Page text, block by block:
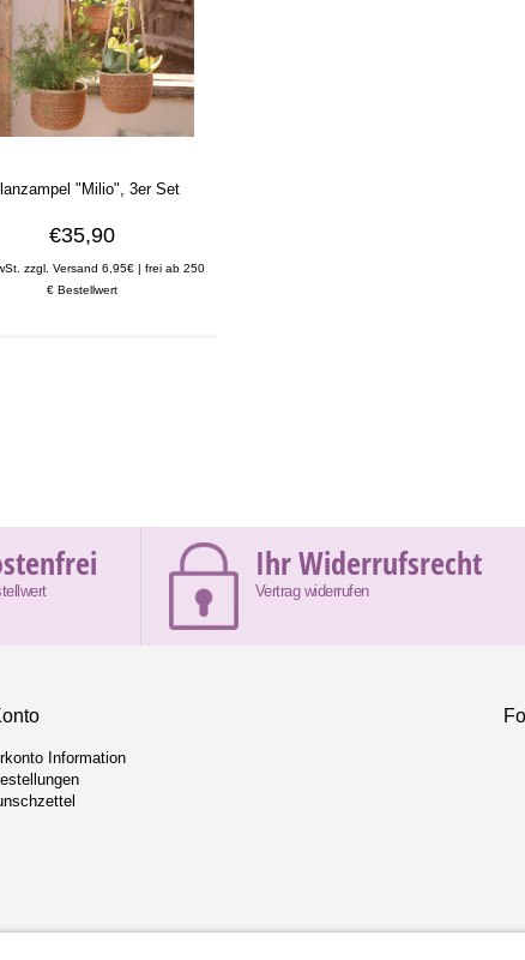
"Milio", 3er Set
€35,90
zzgl. Versand 6,95€ | frei ab 250
€ Bestellwert
Ihr Widerrufsrecht
Vertrag widerrufen
Information